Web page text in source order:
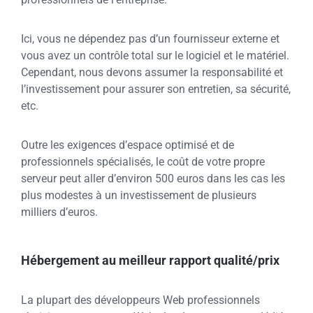
Ici, vous ne dépendez pas d’un fournisseur externe et
vous avez un contrôle total sur le logiciel et le matériel.
Cependant, nous devons assumer la responsabilité et
l’investissement pour assurer son entretien, sa sécurité,
etc.
Outre les exigences d’espace optimisé et de
professionnels spécialisés, le coût de votre propre
serveur peut aller d’environ 500 euros dans les cas les
plus modestes à un investissement de plusieurs
milliers d’euros.
Hébergement au meilleur rapport qualité/prix
La plupart des développeurs Web professionnels